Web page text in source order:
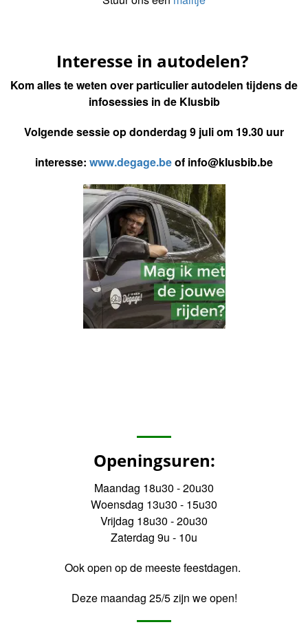
Interesse in autodelen?
Kom alles te weten over particulier autodelen tijdens de
infosessies in de Klusbib
Volgende sessie op donderdag 9 juli om 19.30 uur
interesse: www.degage.beof info@klusbib.be
Openingsuren:
Maandag 18u30 - 20u30
Woensdag 13u30 - 15u30
Vrijdag 18u30 - 20u30
Zaterdag 9u - 10u
Ook open op de meeste feestdagen.
Deze maandag 25/5 zijn we open!